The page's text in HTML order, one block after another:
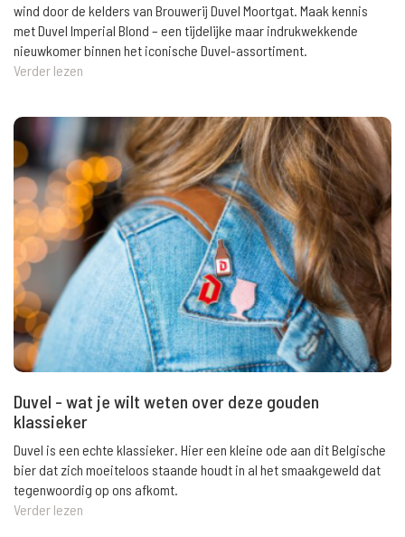
wind door de kelders van Brouwerij Duvel Moortgat. Maak kennis
met Duvel Imperial Blond – een tijdelijke maar indrukwekkende
nieuwkomer binnen het iconische Duvel-assortiment.
Verder lezen
Duvel - wat je wilt weten over deze gouden
klassieker
Duvel is een echte klassieker. Hier een kleine ode aan dit Belgische
bier dat zich moeiteloos staande houdt in al het smaakgeweld dat
tegenwoordig op ons afkomt.
Verder lezen